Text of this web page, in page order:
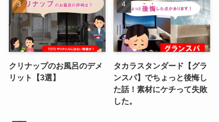
クリナップのお風呂のデメ
リット【3選】
タカラスタンダード【グラ
ンスパ】でちょっと後悔し
た話！素材にケチって失敗
した。